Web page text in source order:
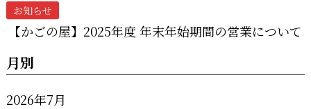
お知らせ
【かごの屋】2025年度 年末年始期間の営業について
月別
2026年7月